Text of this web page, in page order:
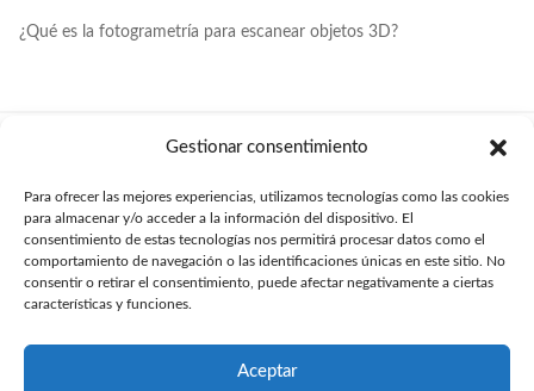
Gestionar consentimiento
Para ofrecer las mejores experiencias, utilizamos tecnologías como las cookies
para almacenar y/o acceder a la información del dispositivo. El
consentimiento de estas tecnologías nos permitirá procesar datos como el
comportamiento de navegación o las identificaciones únicas en este sitio. No
consentir o retirar el consentimiento, puede afectar negativamente a ciertas
características y funciones.
Aceptar
¿Qué es la fotogrametría para escanear objetos 3D?
Tu departamento de diseño y desarrollo técnicoonline
Trabajando para toda España desde
Formulario de contacto